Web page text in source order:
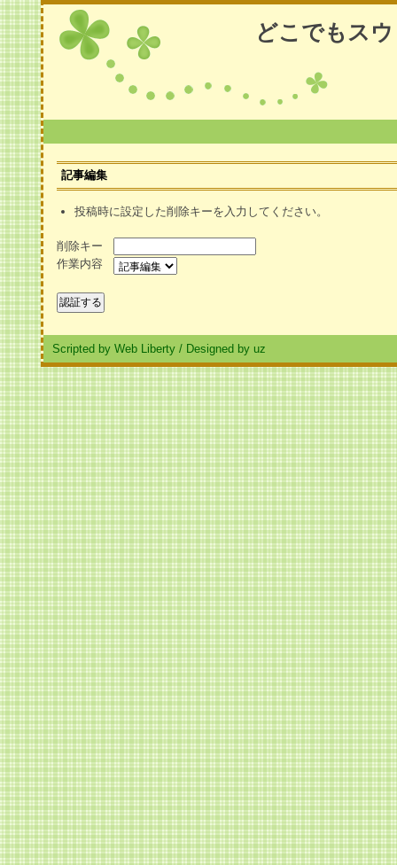
どこでもス
記事編集
投稿時に設定した削除キーを入力してください。
削除キー
作業内容
Scripted by Web Liberty / Designed by uz